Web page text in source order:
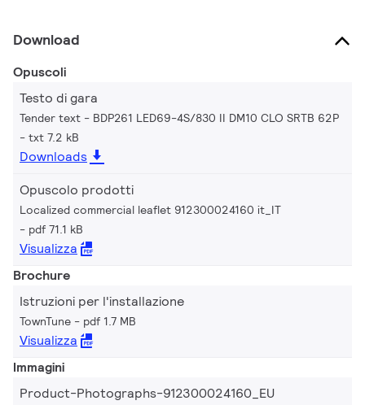
Download
Opuscoli
Testo di gara
Tender text - BDP261 LED69-4S/830 II DM10 CLO SRTB 62P
txt 7.2 kB
Downloads
Opuscolo prodotti
Localized commercial leaflet 912300024160 it_IT
pdf 71.1 kB
Visualizza
Brochure
Istruzioni per l'installazione
TownTune pdf 1.7 MB
Visualizza
Immagini
Product-Photographs-912300024160_EU